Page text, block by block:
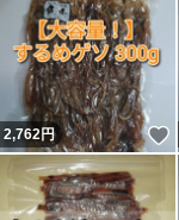
いいね！
2,762円